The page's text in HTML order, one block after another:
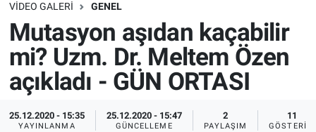
VIDEO GALERI GENEL
Mutasyon aşıdan kaçabilir
mi? Uzm. Dr. Meltem Özen
açıkladı - GÜN ORTASI
25.12.2020 - 15:35
YAYINLANMA
25.12.2020 - 15:47
GÜNCELLEME
2
PAYLAŞIM
11
GÖSTERIM
Bilim turu
Bilim ve Teknoloji Evreni
Doğa Konuşuyor
Dünya
Dünya
Teknoloji
Sağlık
Spor
Trafik Durumu
Süper Lig Puan Durumu ve Fikstür
Tüm Manşetler
Son Dakika Haberleri